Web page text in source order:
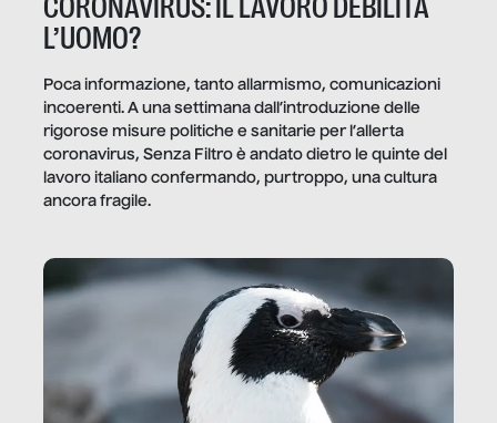
CORONAVIRUS: IL LAVORO DEBILITA
L’UOMO?
Poca informazione, tanto allarmismo, comunicazioni
incoerenti. A una settimana dall’introduzione delle
rigorose misure politiche e sanitarie per l’allerta
coronavirus, Senza Filtro è andato dietro le quinte del
lavoro italiano confermando, purtroppo, una cultura
ancora fragile.